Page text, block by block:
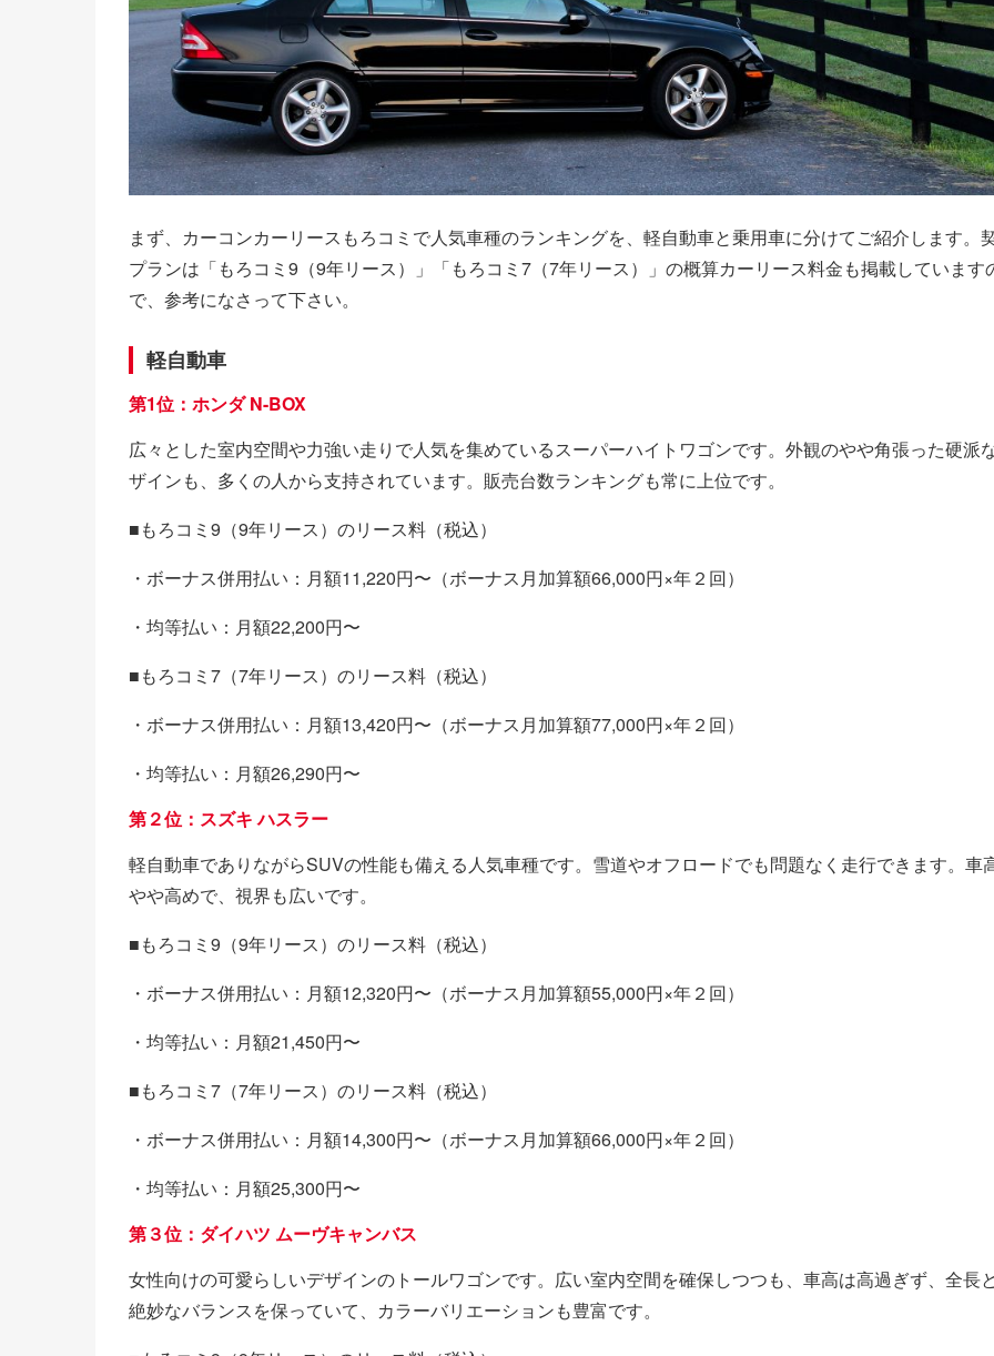
まず、カーコンカーリースもろコミで人気車種のランキングを、軽自動車と乗用車に分けてご紹介します。
プランは「もろコミ9（9年リース）」「もろコミ7（7年リース）」の概算カーリース料金も掲載しています
で、参考になさって下さい。
軽自動車
第1位：ホンダ N-BOX
広々とした室内空間や力強い走りで人気を集めているスーパーハイトワゴンです。外観のやや角張った硬派
ザインも、多くの人から支持されています。販売台数ランキングも常に上位です。
■もろコミ9（9年リース）のリース料（税込）
・ボーナス併用払い：月額11,220円〜（ボーナス月加算額66,000円×年２回）
・均等払い：月額22,200円〜
■もろコミ7（7年リース）のリース料（税込）
・ボーナス併用払い：月額13,420円〜（ボーナス月加算額77,000円×年２回）
・均等払い：月額26,290円〜
第２位：スズキ ハスラー
軽自動車でありながらSUVの性能も備える人気車種です。雪道やオフロードでも問題なく走行できます。車
やや高めで、視界も広いです。
■もろコミ9（9年リース）のリース料（税込）
・ボーナス併用払い：月額12,320円〜（ボーナス月加算額55,000円×年２回）
・均等払い：月額21,450円〜
■もろコミ7（7年リース）のリース料（税込）
・ボーナス併用払い：月額14,300円〜（ボーナス月加算額66,000円×年２回）
・均等払い：月額25,300円〜
第３位：ダイハツ ムーヴキャンバス
女性向けの可愛らしいデザインのトールワゴンです。広い室内空間を確保しつつも、車高は高過ぎず、全長
絶妙なバランスを保っていて、カラーバリエーションも豊富です。